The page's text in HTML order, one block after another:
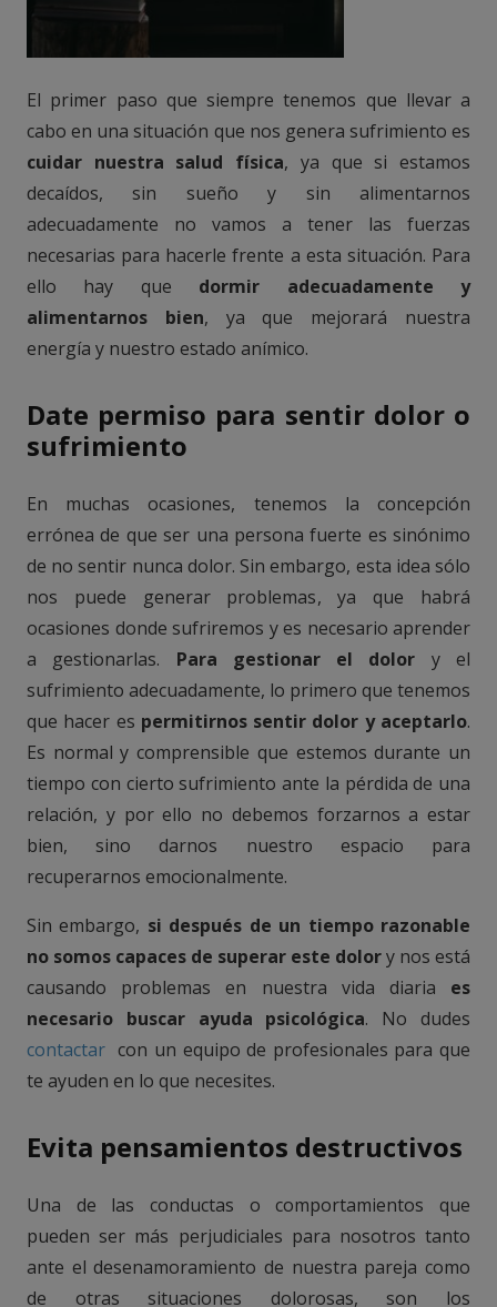
El primer paso que siempre tenemos que llevar a
cabo en una situación que nos genera sufrimiento es
cuidar nuestra salud física, ya que si estamos
decaídos, sin sueño y sin alimentarnos
adecuadamente no vamos a tener las fuerzas
necesarias para hacerle frente a esta situación. Para
ello hay que dormir adecuadamente y
alimentarnos bien, ya que mejorará nuestra
energía y nuestro estado anímico.
Date permiso para sentir dolor o
sufrimiento
En muchas ocasiones, tenemos la concepción
errónea de que ser una persona fuerte es sinónimo
de no sentir nunca dolor. Sin embargo, esta idea sólo
nos puede generar problemas, ya que habrá
ocasiones donde sufriremos y es necesario aprender
a gestionarlas. Para gestionar el dolor y el
sufrimiento adecuadamente, lo primero que tenemos
que hacer es permitirnos sentir dolor y aceptarlo.
Es normal y comprensible que estemos durante un
tiempo con cierto sufrimiento ante la pérdida de una
relación, y por ello no debemos forzarnos a estar
bien, sino darnos nuestro espacio para
recuperarnos emocionalmente.
Sin embargo, si después de un tiempo razonable
no somos capaces de superar este dolory nos está
causando problemas en nuestra vida diaria es
necesario buscar ayuda psicológica. No dudes
contactar con un equipo de profesionales para que
te ayuden en lo que necesites.
Evita pensamientos destructivos
Una de las conductas o comportamientos que
pueden ser más perjudiciales para nosotros tanto
ante el desenamoramiento de nuestra pareja como
de otras situaciones dolorosas, son los